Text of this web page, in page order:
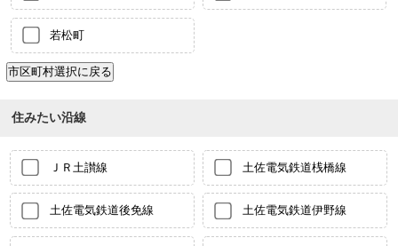
若松町
住みたい沿線
ＪＲ土讃線 土佐電気鉄道桟橋線
土佐電気鉄道後免線 土佐電気鉄道伊野線